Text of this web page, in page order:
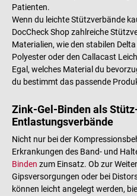
Patienten.
Wenn du leichte Stützverbände
DocCheck Shop zahlreiche
Materialien, wie den stabilen
Polyester oder den Callacast
Egal, welches Material du
du bestimmt das passende
Zink-Gel-Binden als
Entlastungsverbände
Nicht nur bei der
Erkrankungen des Band- und
Binden zum Einsatz. Ob zur
Gipsversorgungen oder bei
können leicht angelegt werden,